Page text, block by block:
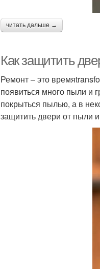
читать дальше →
Как защитить
Ремонт – это
появиться много пыли и
покрыться пылью, а в
защитить двери от пыли